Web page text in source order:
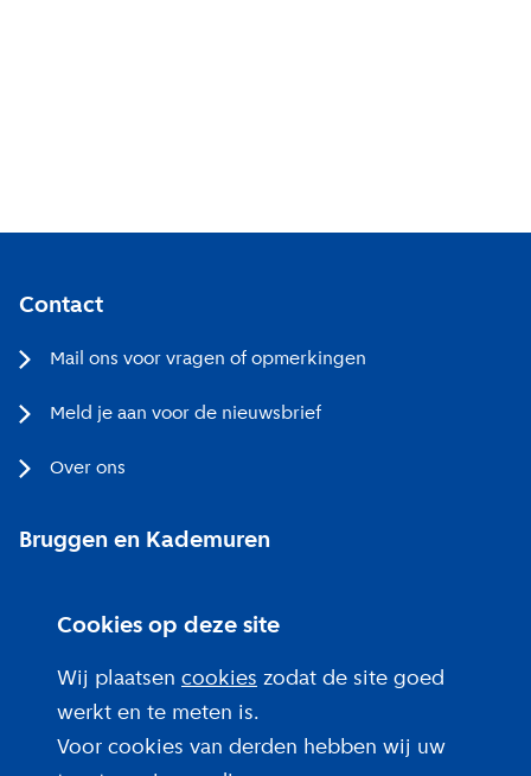
Cookies op deze site
Wij plaatsen cookies zodat de site goed
werkt en te meten is.
Voor cookies van derden hebben wij uw
Contact
Mail ons voor vragen of opmerkingen
Meld je aan voor de nieuwsbrief
Over ons
Bruggen en Kademuren